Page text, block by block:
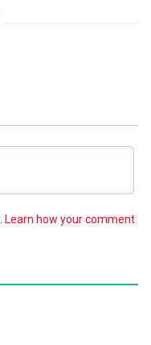
Learn how your comment